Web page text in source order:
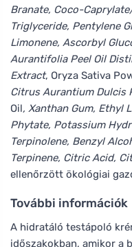
Branate, Coco-
Triglyceride, Pentylene
Limonene, Ascorbyl
Aurantifolia Peel Oil
Extract, Oryza Sativa
Citrus Aurantium Dulcis
Oil, Xanthan Gum, Ethyl
Phytate, Potassium
Terpinolene, Benzyl
Terpinene, Citric Acid,
ellenőrzött ökológiai
További információk
A hidratáló testápoló
időszakokban, amikor a